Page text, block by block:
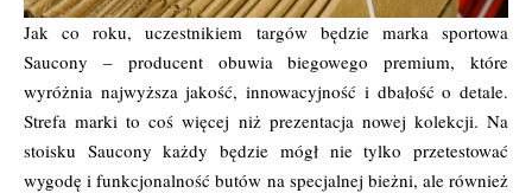
Jak co roku, uczestnikiem targów będzie marka sportowa
Saucony – producent obuwia biegowego premium, które
wyróżnia najwyższa jakość, innowacyjność i dbałość o detale.
Strefa marki to coś więcej niż prezentacja nowej kolekcji. Na
stoisku Saucony każdy będzie mógł nie tylko przetestować
wygodę i funkcjonalność butów na specjalnej bieżni, ale również